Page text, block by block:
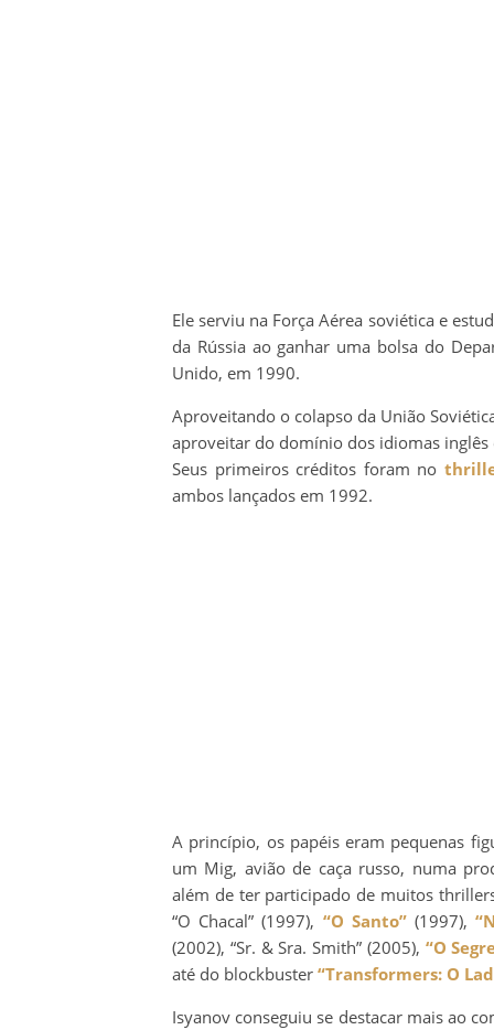
Ele serviu na Força Aérea soviética e
da Rússia ao ganhar uma bolsa do
Unido, em 1990.
Aproveitando o colapso da União
aproveitar do domínio dos idiomas
Seus primeiros créditos foram no
ambos lançados em 1992.
A princípio, os papéis eram pequenas
um Mig, avião de caça russo, numa
além de ter participado de muitos
“O Chacal” (1997), “O Santo”(1997),
(2002), “Sr. & Sra. Smith” (2005), “O
até do blockbuster “Transformers: O
Isyanov conseguiu se destacar mais ao